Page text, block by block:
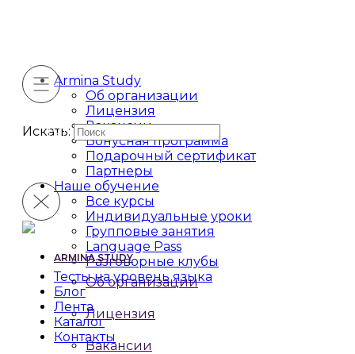
Armina Study
Об организации
Лицензия
Вакансии
Бонусная программа
Подарочный сертификат
Партнеры
Наше обучение
Все курсы
Индивидуальные уроки
Групповые занятия
Language Pass
Разговорные клубы
Тесты на уровень языка
Блог
Лента
Каталог
Контакты
Искать:
ARMINA STUDY
Об организации
Лицензия
Вакансии